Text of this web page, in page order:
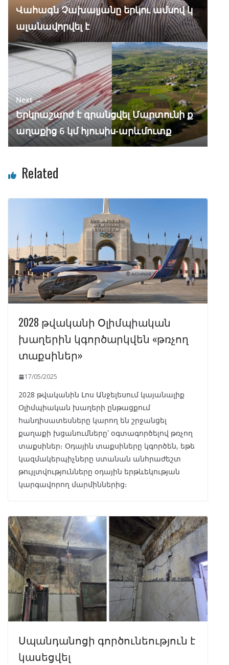
Վահագն Չախալյանը երկու ամսով կ
ալանավորվել է
Next →
Երկրաշարժ է գրանցվել Մարտունի ք
աղաքից 6 կմ հյուսիս-արևմուտք
Related
2028 թվականի Օլիմպիական
խաղերին կգործարկվեն «թռչող
տաքսիներ»
17/05/2025
2028 թվականին Լոս Անջելեսում կայանալիք
Օլիմպիական խաղերի ընթացքում
հանդիսատեսները կարող են շրջանցել
քաղաքի խցանումները՝ օգտագործելով թռչող
տաքսիներ։ Օդային տաքսիները կգործեն, եթե
կազմակերպիչները ստանան անհրաժեշտ
թույլտվությունները օդային երթևեկության
կարգավորող մարմիններից։
Սպանդանոցի գործունեություն է
կասեցվել